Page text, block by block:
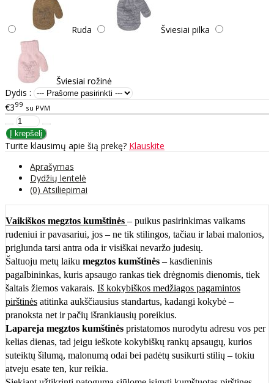
Ruda Šviesiai pilka
Šviesiai rožinė
Dydis :
€399 su PVM
Turite klausimų apie šią prekę? Klauskite
Aprašymas
Dydžių lentelė
(0) Atsiliepimai
Vaikiškos megztos kumštinės – puikus pasirinkimas vaikams
rudeniui ir pavasariui, jos – ne tik stilingos, tačiau ir labai malonios,
priglunda tarsi antra oda ir visiškai nevaržo judesių.
Šaltuoju metų laiku megztos kumštinės – kasdieninis
pagalbininkas, kuris apsaugo rankas tiek drėgnomis dienomis, tiek
šaltais žiemos vakarais. Iš kokybiškos medžiagos pagamintos
pirštinės atitinka aukščiausius standartus, kadangi kokybė –
pranoksta net ir pačių išrankiausių poreikius.
Lapareja megztos kumštinės pristatomos nurodytu adresu vos per
kelias dienas, tad jeigu ieškote kokybiškų rankų apsaugų, kurios
suteiktų šilumą, malonumą odai bei padėtų susikurti stilių – tokiu
atveju esate ten, kur reikia.